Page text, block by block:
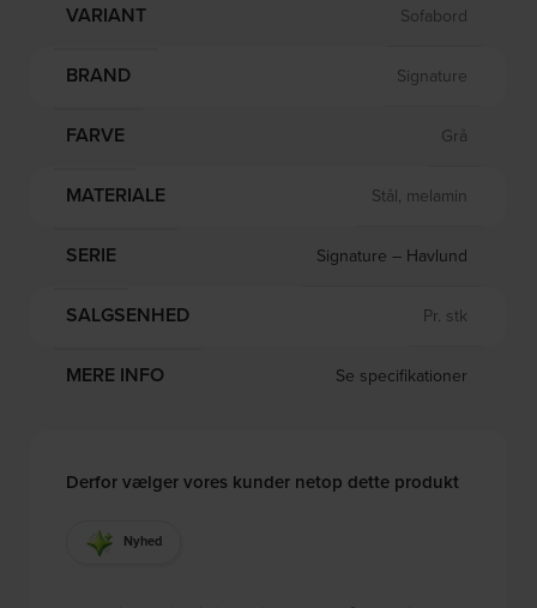
VARIANT Sofabord
BRAND Signature
FARVE Grå
MATERIALE Stål, melamin
SERIE Signature – Havlund
SALGSENHED Pr. stk
MERE INFO Se specifikationer
Derfor vælger vores kunder netop dette produkt
Nyhed